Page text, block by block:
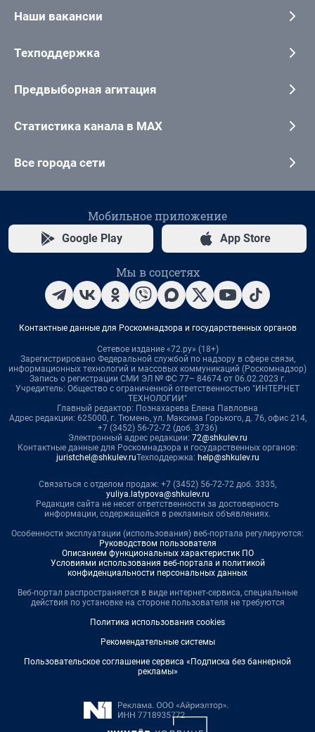
Наши вакансии
Техподдержка
Предвыборная агитация
Статистика канала в MAX
Все города сети
Мобильное приложение
Google Play App Store
Мы в соцсетях
Контактные данные для Роскомнадзора и государственных органов
Сетевое издание «72.ру» (18+)
Зарегистрировано Федеральной службой по надзору в сфере связи,
информационных технологий и массовых коммуникаций (Роскомнадзор)
Запись о регистрации СМИ ЭЛ № ФС 77– 84674 от 06.02.2023 г.
Учредитель: Общество с ограниченной ответственностью "ИНТЕРНЕТ
ТЕХНОЛОГИИ"
Главный редактор: Познахарева Елена Павловна
Адрес редакции: 625000, г. Тюмень, ул. Максима Горького, д. 76, офис 214,
+7 (3452) 56-72-72 (доб. 3736)
Электронный адрес редакции: 72@shkulev.ru
Контактные данные для Роскомнадзора и государственных органов:
juristchel@shkulev.ruТехподдержка: help@shkulev.ru
Связаться с отделом продаж: +7 (3452) 56-72-72 доб. 3335,
yuliya.latypova@shkulev.ru
Редакция сайта не несет ответственности за достоверность
информации, содержащейся в рекламных объявлениях.
Особенности эксплуатации (использования) веб-портала регулируются:
Руководством пользователя
Описанием функциональных характеристик ПО
Условиями использования веб-портала и политикой
конфиденциальности персональных данных
Веб-портал распространяется в виде интернет-сервиса, специальные
действия по установке на стороне пользователя не требуются
Политика использования cookies
Рекомендательные системы
Пользовательское соглашение сервиса «Подписка без баннерной
рекламы»